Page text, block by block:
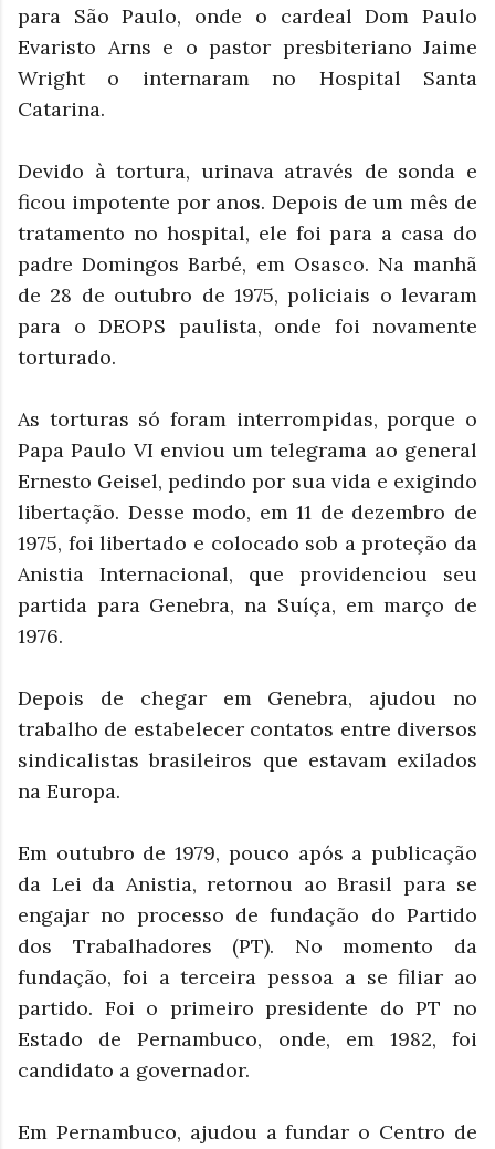
para São Paulo, onde o cardeal Dom Paulo
Evaristo Arns e o pastor presbiteriano Jaime
Wright o internaram no Hospital Santa
Catarina.
Devido à tortura, urinava através de sonda e
ficou impotente por anos. Depois de um mês de
tratamento no hospital, ele foi para a casa do
padre Domingos Barbé, em Osasco. Na manhã
de 28 de outubro de 1975, policiais o levaram
para o DEOPS paulista, onde foi novamente
torturado.
As torturas só foram interrompidas, porque o
Papa Paulo VI enviou um telegrama ao general
Ernesto Geisel, pedindo por sua vida e exigindo
libertação. Desse modo, em 11 de dezembro de
1975, foi libertado e colocado sob a proteção da
Anistia Internacional, que providenciou seu
partida para Genebra, na Suíça, em março de
1976.
Depois de chegar em Genebra, ajudou no
trabalho de estabelecer contatos entre diversos
sindicalistas brasileiros que estavam exilados
na Europa.
Em outubro de 1979, pouco após a publicação
da Lei da Anistia, retornou ao Brasil para se
engajar no processo de fundação do Partido
dos Trabalhadores (PT). No momento da
fundação, foi a terceira pessoa a se filiar ao
partido. Foi o primeiro presidente do PT no
Estado de Pernambuco, onde, em 1982, foi
candidato a governador.
Em Pernambuco, ajudou a fundar o Centro de